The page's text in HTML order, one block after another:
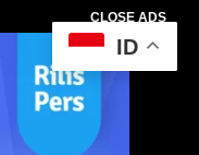
CLOSE ADS
ID